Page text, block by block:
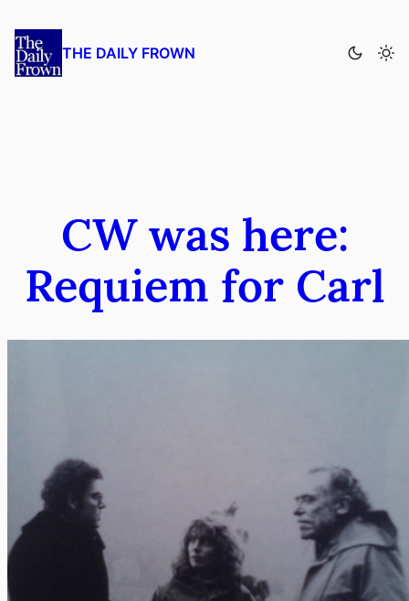
Inhalt
springen
THE DAILY FROWN
CW was here:
Requiem for Carl